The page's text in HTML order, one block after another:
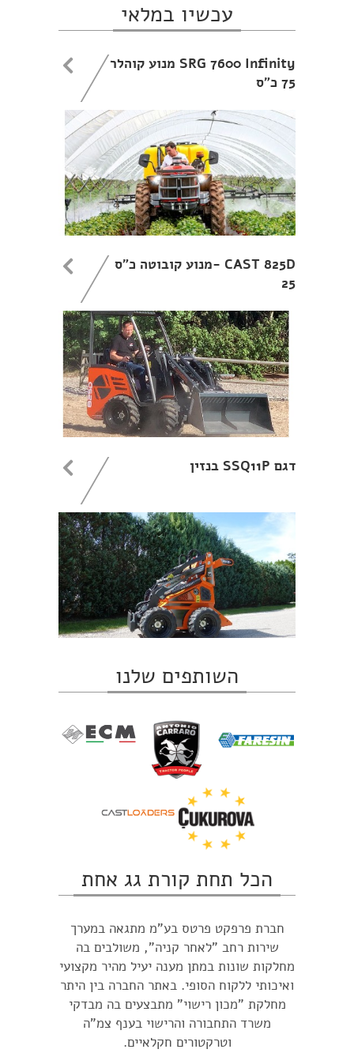
עכשיו במלאי
SRG 7600 Infinity מנוע קוהלר
75 כ"ס
CAST 825D -מנוע קובוטה כ"ס
25
דגם SSQ11P בנזין
השותפים שלנו
הכל תחת קורת גג אחת
חברת פרפקט פרטס בע"מ מתגאה במערך
שירות רחב "לאחר קניה", משולבים בה
מחלקות שונות במתן מענה יעיל מהיר מקצועי
ואיכותי ללקוח הסופי. באתר החברה בין היתר
מחלקת "מכון רישוי" מתבצעים בה מבדקי
משרד התחבורה והרישוי בענף צמ"ה
וטרקטורים חקלאיים.